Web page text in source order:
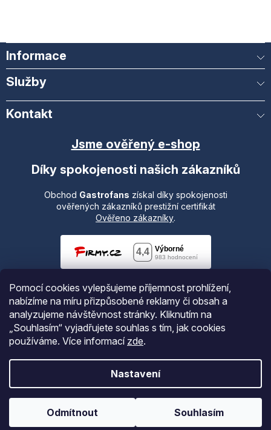
Pomocí cookies vylepšujeme příjemnost prohlížení,
nabízíme na míru přizpůsobené reklamy či obsah a
analyzujeme návštěvnost stránky. Kliknutím na
„Souhlasím“ vyjadřujete souhlas s tím, jak cookies
používáme. Více informací zde.
Nastavení
Odmítnout Souhlasím
Informace
Služby
Kontakt
Jsme ověřený e-shop
Díky spokojenosti našich zákazníků
Obchod Gastrofans získal díky spokojenosti
ověřených zákazníků prestižní certifikát
Ověřeno zákazníky.
Gastrofans.cz
Upravit nastavení cookies